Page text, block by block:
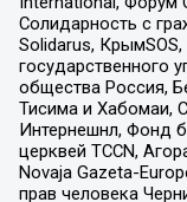
Солидарность с
Solidarus,
государственного
общества Россия,
Тисима и Хабомаи,
Интернешнл, Фонд
церквей TCCN,
Novaja Gazeta-
прав человека